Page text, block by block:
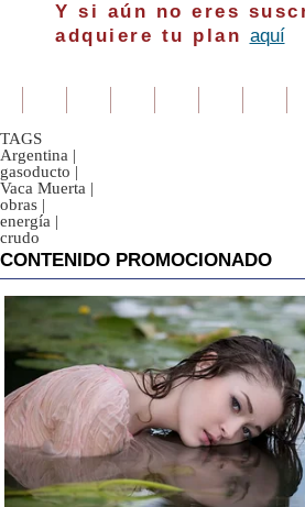
Y si aún no eres
adquiere tu plan aquí
TAGS
Argentina |
gasoducto |
Vaca Muerta |
obras |
energía |
crudo